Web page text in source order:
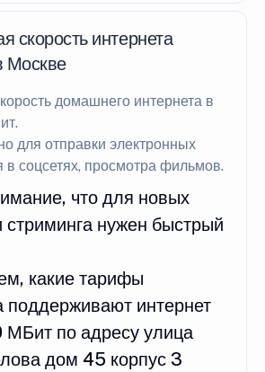
скорость интернета
Москве
домашнего интернета в
для отправки электронных
соцсетях, просмотра фильмов.
что для новых
стриминга нужен быстрый
какие тарифы
поддерживают интернет
МБит по адресу улица
дом 45 корпус 3